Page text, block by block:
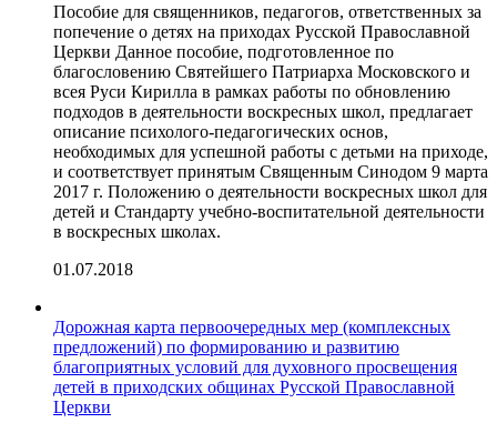
Пособие для священников, педагогов, ответственных за
попечение о детях на приходах Русской Православной
Церкви Данное пособие, подготовленное по
благословению Святейшего Патриарха Московского и
всея Руси Кирилла в рамках работы по обновлению
подходов в деятельности воскресных школ, предлагает
описание психолого-педагогических основ,
необходимых для успешной работы с детьми на приходе,
и соответствует принятым Священным Синодом 9 марта
2017 г. Положению о деятельности воскресных школ для
детей и Стандарту учебно-воспитательной деятельности
в воскресных школах.
01.07.2018
Дорожная карта первоочередных мер (комплексных
предложений) по формированию и развитию
благоприятных условий для духовного просвещения
детей в приходских общинах Русской Православной
Церкви